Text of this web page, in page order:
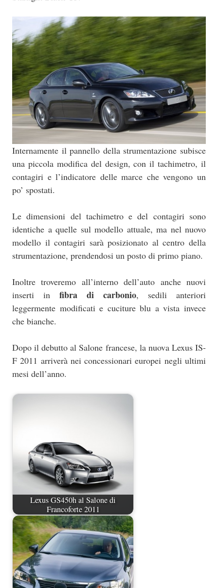
Internamente il pannello della strumentazione subisce
una piccola modifica del design, con il tachimetro, il
contagiri e l’indicatore delle marce che vengono un
po’ spostati.
Le dimensioni del tachimetro e del contagiri sono
identiche a quelle sul modello attuale, ma nel nuovo
modello il contagiri sarà posizionato al centro della
strumentazione, prendendosi un posto di primo piano.
Inoltre troveremo all’interno dell’auto anche nuovi
inserti in fibra di carbonio, sedili anteriori
leggermente modificati e cuciture blu a vista invece
che bianche.
Dopo il debutto al Salone francese, la nuova Lexus IS-
F 2011 arriverà nei concessionari europei negli ultimi
mesi dell’anno.
Lexus GS450h al Salone di
Francoforte 2011